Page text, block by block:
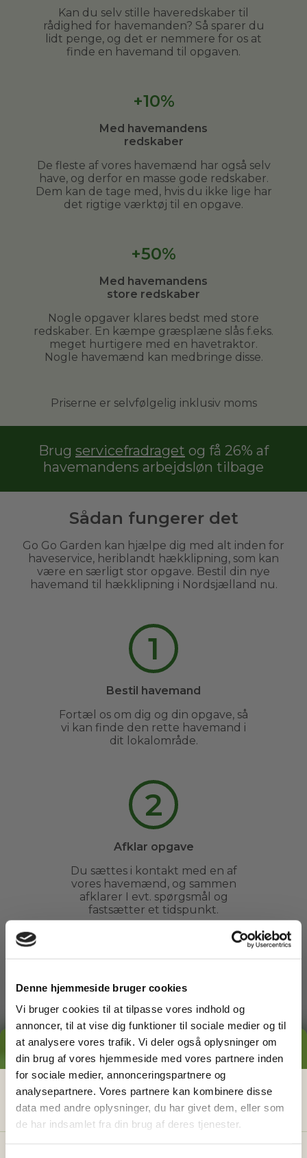
Denne hjemmeside bruger cookies
Vi bruger cookies til at tilpasse vores indhold og
annoncer, til at vise dig funktioner til sociale medier og til
at analysere vores trafik. Vi deler også oplysninger om
din brug af vores hjemmeside med vores partnere inden
for sociale medier, annonceringspartnere og
analysepartnere. Vores partnere kan kombinere disse
data med andre oplysninger, du har givet dem, eller som
de har indsamlet fra din brug af deres tjenester.
Kan du selv stille haveredskaber til
rådighed for havemanden? Så sparer du
lidt penge, og det er nemmere for os at
finde en havemand til opgaven.
+10%
Med havemandens
redskaber
De fleste af vores havemænd har også selv
have, og derfor en masse gode redskaber.
Dem kan de tage med, hvis du ikke lige har
det rigtige værktøj til en opgave.
+50%
Med havemandens
store redskaber
Nogle opgaver klares bedst med store
redskaber. En kæmpe græsplæne slås f.eks.
meget hurtigere med en havetraktor.
Nogle havemænd kan medbringe disse.
Priserne er selvfølgelig inklusiv moms
Brug servicefradraget og få 26% af
havemandens arbejdsløn tilbage
Sådan fungerer det
Go Go Garden kan hjælpe dig med alt inden for
haveservice, heriblandt hækklipning, som kan
være en særligt stor opgave. Bestil din nye
havemand til hækklipning i Nordsjælland nu.
1
Bestil havemand
Fortæl os om dig og din opgave, så
vi kan finde den rette havemand i
dit lokalområde.
2
Afklar opgave
Du sættes i kontakt med en af
vores havemænd, og sammen
afklarer I evt. spørgsmål og
fastsætter et tidspunkt.
Arbejdet udføres
Du kan slappe af, mens din
havemand ordner din have. Du
behøver ikke engang være
hjemme.
4
GRATIS PRISESTIMAT
Hvad koster detegentligat få
hjælp i haven?
Få vores prisguide med faste timepriser, eksempler